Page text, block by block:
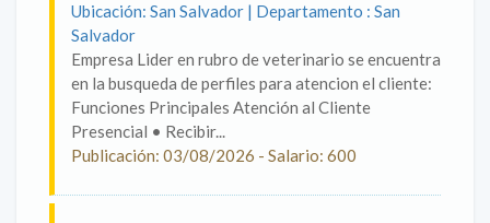
Ubicación: San Salvador | Departamento : San
Salvador
Empresa Lider en rubro de veterinario se encuentra
en la busqueda de perfiles para atencion el cliente:
Funciones Principales Atención al Cliente
Presencial • Recibir...
Publicación: 03/08/2026 - Salario: 600